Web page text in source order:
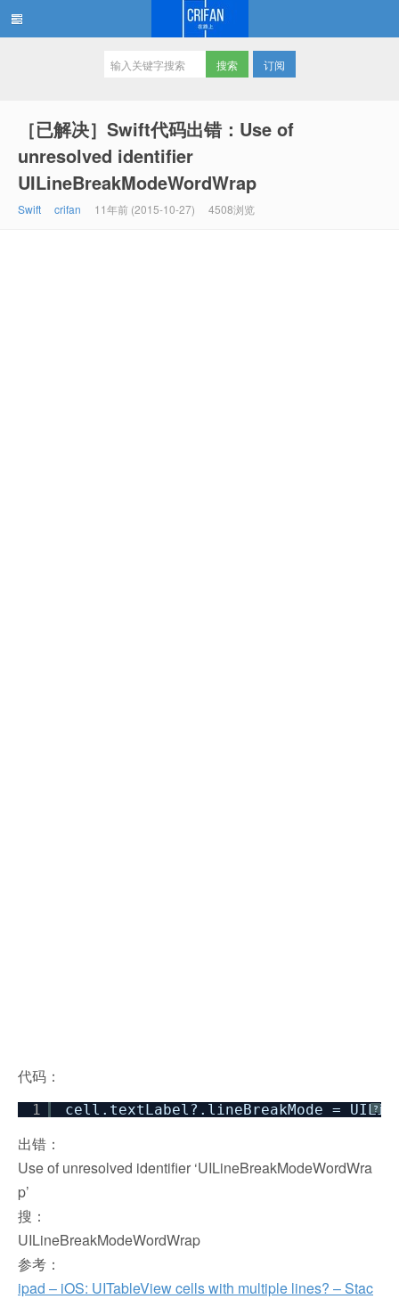
订阅
［已解决］Swift代码出错：Use of
unresolved identifier
UILineBreakModeWordWrap
Swift crifan 11年前 (2015-10-27) 4508浏览
代码：
?
1 cell.textLabel?.lineBreakMode =
出错：
Use of unresolved identifier ‘UILineBreakModeWordWra
p’
搜：
UILineBreakModeWordWrap
参考：
ipad – iOS: UITableView cells with multiple lines? – Stac